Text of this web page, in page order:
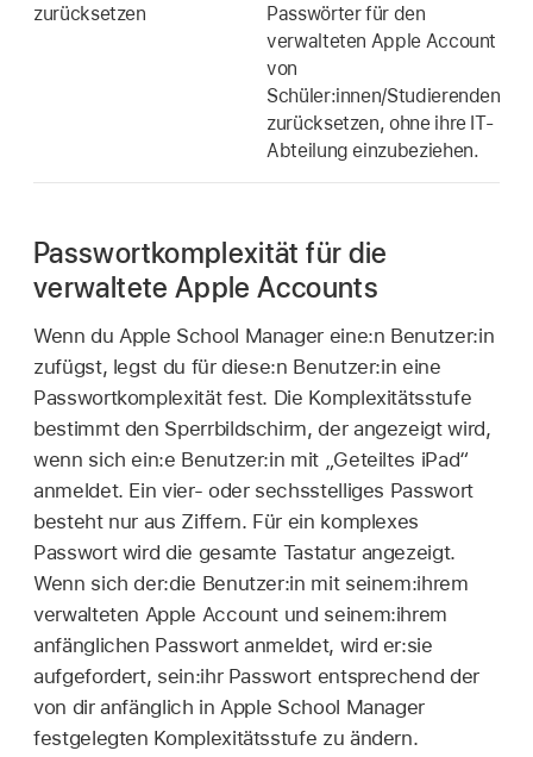
zurücksetzen
Passwörter für den
verwalteten Apple Account
von
Schüler:innen/Studierenden
zurücksetzen, ohne ihre IT-
Abteilung einzubeziehen.
Passwortkomplexität für die
verwaltete Apple Accounts
Wenn du Apple School Manager eine:n Benutzer:in
zufügst, legst du für diese:n Benutzer:in eine
Passwortkomplexität fest. Die Komplexitätsstufe
bestimmt den Sperrbildschirm, der angezeigt wird,
wenn sich ein:e Benutzer:in mit „Geteiltes iPad“
anmeldet. Ein vier- oder sechsstelliges Passwort
besteht nur aus Ziffern. Für ein komplexes
Passwort wird die gesamte Tastatur angezeigt.
Wenn sich der:die Benutzer:in mit seinem:ihrem
verwalteten Apple Account und seinem:ihrem
anfänglichen Passwort anmeldet, wird er:sie
aufgefordert, sein:ihr Passwort entsprechend der
von dir anfänglich in Apple School Manager
festgelegten Komplexitätsstufe zu ändern.